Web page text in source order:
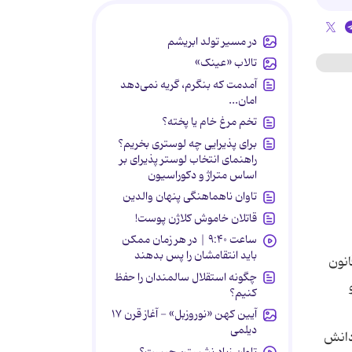
انقلابی به ورزش عمومی بپردازند. این برنامه علاوه بر تاثیر تبلیغاتی در بین دیگر دانش آموزان و ایجاد زمینه های حضور آنان در این حركت جمعی، موجب نشاط و شادابی و آمادگی برای حضور فعال بر سر كلاس درس می شود. ب- ورزشهای اختصاصی سازمان بسیج دانش آموزی به تفكیك مقاطع تحصیلی اقدام به تشكیل تیم های ورزشی، برگزاری مسابقات در سطح مدرسه، حوزه های مقاومت، شهرستانها، استان ها و نهایتاً با برگزاری مسابقات جشنواره بزرگ فرهنگی، ورزشی بسیج دانش آموزی موجبات حضور ورزشكاران پر تلاش بسیجی را در عرصه های رقابت كشوری فراهم می سازد. مسابقات پنجگانه بسیج دانش آموزی در رش
در مسیر تولد ابریشم
تالاب «عینک»
آمدمت که بنگرم، گریه نمی‌دهد
امان...
تخم مرغ خام یا پخته؟
برای پذیرایی چه لوستری بخریم؟
راهنمای انتخاب لوستر پذیرای بر
اساس متراژ و دکوراسیون
تاوان ناهماهنگی پنهان والدین
قاتلان خاموش کلاژن پوست!
ساعت ۹:۴۰ | در هر زمان ممکن
باید انتقامشان را پس بدهند
چگونه استقلال سالمندان را حفظ
کنیم؟
آیین کهن «نوروزبل» - آغاز قرن ۱۷
دیلمی